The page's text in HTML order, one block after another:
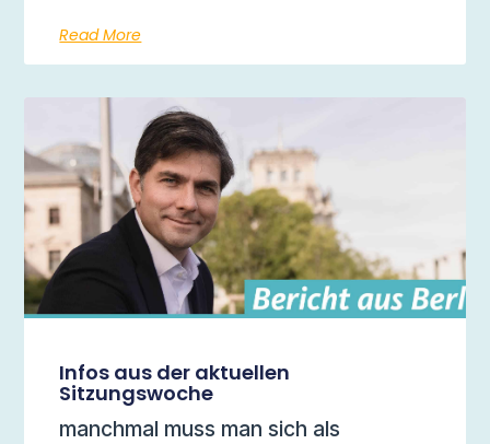
Read More
Infos aus der aktuellen
Sitzungswoche
manchmal muss man sich als